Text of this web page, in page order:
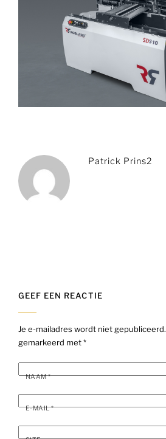
Patrick Prins2
GEEF EEN REACTIE
Je e-mailadres wordt niet gepubliceerd.
gemarkeerd met*
NAAM*
E-MAIL*